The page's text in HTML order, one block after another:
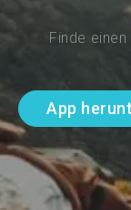
Finde
App